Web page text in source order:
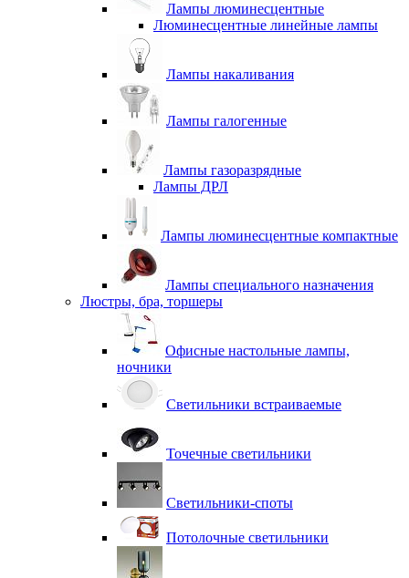
Лампы люминесцентные
Люминесцентные линейные лампы
Лампы накаливания
Лампы галогенные
Лампы газоразрядные
Лампы ДРЛ
Лампы люминесцентные компактные
Лампы специального назначения
Люстры, бра, торшеры
Офисные настольные лампы,
ночники
Светильники встраиваемые
Точечные светильники
Светильники-споты
Потолочные светильники